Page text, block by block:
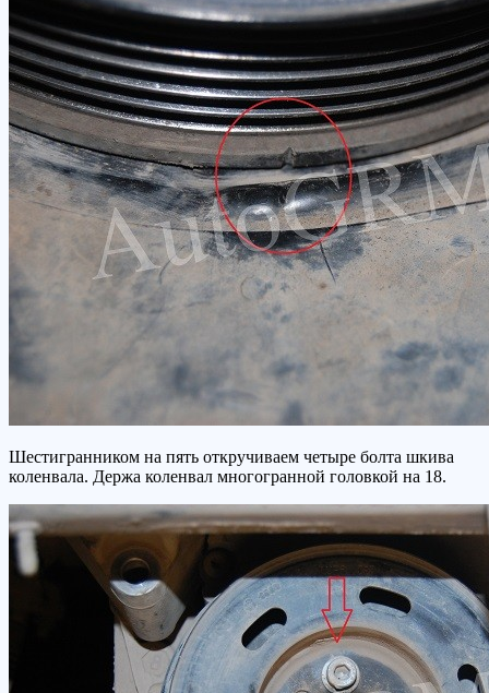
Шестигранником на пять откручиваем четыре болта шкива
коленвала. Держа коленвал многогранной головкой на 18.